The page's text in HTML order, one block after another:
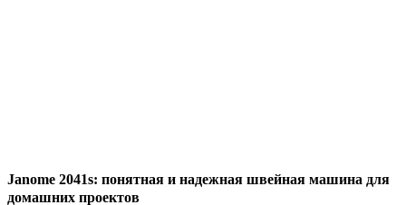
Janome 2041s: понятная и надежная швейная машина для
домашних проектов